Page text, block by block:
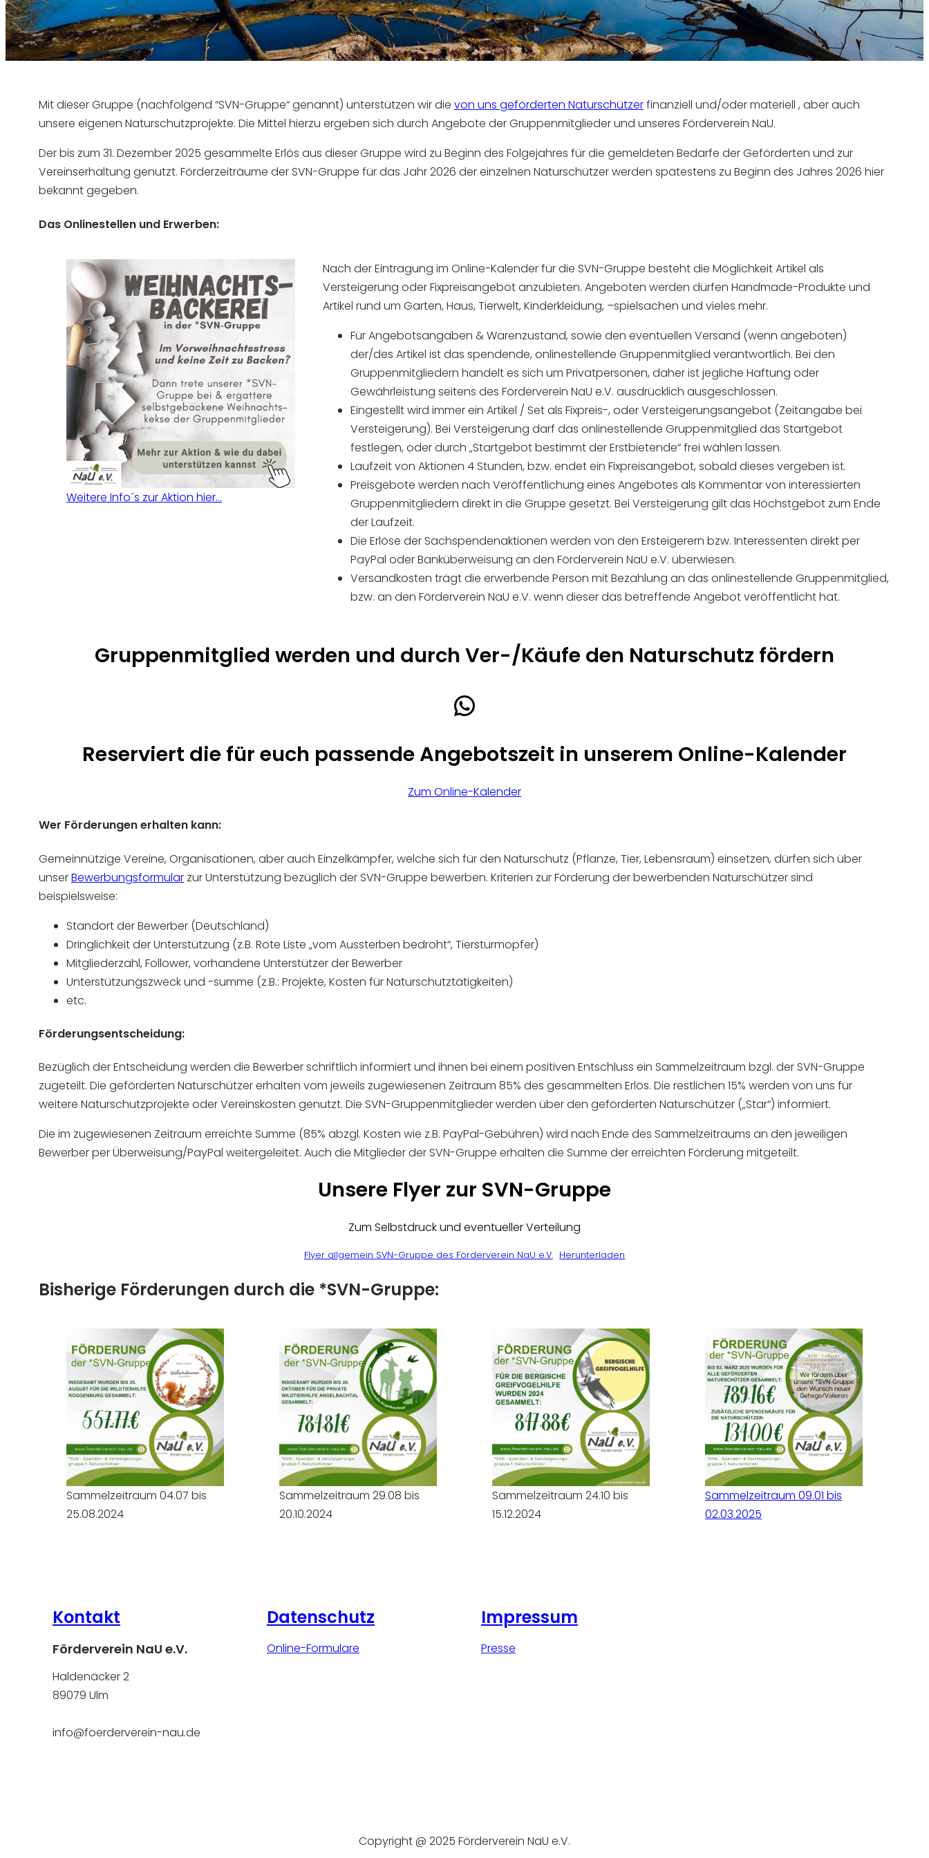
Mit dieser Gruppe (nachfolgend “SVN-Gruppe“ genannt) unterstützen wir die von uns geförderten Naturschützerfinanziell und/oder materiell , aber auch
unsere eigenen Naturschutzprojekte. Die Mittel hierzu ergeben sich durch Angebote der Gruppenmitglieder und unseres Förderverein NaU.
Der bis zum 31. Dezember 2025 gesammelte Erlös aus dieser Gruppe wird zu Beginn des Folgejahres für die gemeldeten Bedarfe der Geförderten und zur
Vereinserhaltung genutzt. Förderzeiträume der SVN-Gruppe für das Jahr 2026 der einzelnen Naturschützer werden spätestens zu Beginn des Jahres 2026 hier
bekannt gegeben.
Das Onlinestellen und Erwerben:
Weitere Info´s zur Aktion hier…
Nach der Eintragung im Online-Kalender für die SVN-Gruppe besteht die Möglichkeit Artikel als
Versteigerung oder Fixpreisangebot anzubieten. Angeboten werden dürfen Handmade-Produkte und
Artikel rund um Garten, Haus, Tierwelt, Kinderkleidung, –spielsachen und vieles mehr.
Für Angebotsangaben & Warenzustand, sowie den eventuellen Versand (wenn angeboten)
der/des Artikel ist das spendende, onlinestellende Gruppenmitglied verantwortlich. Bei den
Gruppenmitgliedern handelt es sich um Privatpersonen, daher ist jegliche Haftung oder
Gewährleistung seitens des Förderverein NaU e.V. ausdrücklich ausgeschlossen.
Eingestellt wird immer ein Artikel / Set als Fixpreis-, oder Versteigerungsangebot (Zeitangabe bei
Versteigerung). Bei Versteigerung darf das onlinestellende Gruppenmitglied das Startgebot
festlegen, oder durch „Startgebot bestimmt der Erstbietende“ frei wählen lassen.
Laufzeit von Aktionen 4 Stunden, bzw. endet ein Fixpreisangebot, sobald dieses vergeben ist.
Preisgebote werden nach Veröffentlichung eines Angebotes als Kommentar von interessierten
Gruppenmitgliedern direkt in die Gruppe gesetzt. Bei Versteigerung gilt das Höchstgebot zum Ende
der Laufzeit.
Die Erlöse der Sachspendenaktionen werden von den Ersteigerern bzw. Interessenten direkt per
PayPal oder Banküberweisung an den Förderverein NaU e.V. überwiesen.
Versandkosten trägt die erwerbende Person mit Bezahlung an das onlinestellende Gruppenmitglied,
bzw. an den Förderverein NaU e.V. wenn dieser das betreffende Angebot veröffentlicht hat.
Gruppenmitglied werden und durch Ver-/Käufe den Naturschutz fördern
WhatsApp
Reserviert die für euch passende Angebotszeit in unserem Online-Kalender
Zum Online-Kalender
Wer Förderungen erhalten kann:
Gemeinnützige Vereine, Organisationen, aber auch Einzelkämpfer, welche sich für den Naturschutz (Pflanze, Tier, Lebensraum) einsetzen, dürfen sich über
unserBewerbungsformular zur Unterstützung bezüglich der SVN-Gruppe bewerben. Kriterien zur Förderung der bewerbenden Naturschützer sind
beispielsweise:
Standort der Bewerber (Deutschland)
Dringlichkeit der Unterstützung (z.B. Rote Liste „vom Aussterben bedroht“, Tiersturmopfer)
Mitgliederzahl, Follower, vorhandene Unterstützer der Bewerber
Unterstützungszweck und -summe (z.B.: Projekte, Kosten für Naturschutztätigkeiten)
etc.
Förderungsentscheidung:
Bezüglich der Entscheidung werden die Bewerber schriftlich informiert und ihnen bei einem positiven Entschluss ein Sammelzeitraum bzgl. der SVN-Gruppe
zugeteilt. Die geförderten Naturschützer erhalten vom jeweils zugewiesenen Zeitraum 85% des gesammelten Erlös. Die restlichen 15% werden von uns für
weitere Naturschutzprojekte oder Vereinskosten genutzt. Die SVN-Gruppenmitglieder werden über den geförderten Naturschützer („Star“) informiert.
Die im zugewiesenen Zeitraum erreichte Summe (85% abzgl. Kosten wie z.B. PayPal-Gebühren) wird nach Ende des Sammelzeitraums an den jeweiligen
Bewerber per Überweisung/PayPal weitergeleitet. Auch die Mitglieder der SVN-Gruppe erhalten die Summe der erreichten Förderung mitgeteilt.
Unsere Flyer zur SVN-Gruppe
Zum Selbstdruck und eventueller Verteilung
Flyer allgemein SVN-Gruppe des Förderverein NaU e.V. Herunterladen
Bisherige Förderungen durch die *SVN-Gruppe:
Sammelzeitraum 04.07 bis
25.08.2024
Sammelzeitraum 29.08 bis
20.10.2024
Sammelzeitraum 24.10 bis
15.12.2024
Sammelzeitraum 09.01 bis
02.03.2025
Kontakt
Förderverein NaU e.V.
Haldenäcker 2
89079 Ulm
info@foerderverein-nau.de
Datenschutz
Online-Formulare
Impressum
Presse
Copyright @ 2025 Förderverein NaU e.V.